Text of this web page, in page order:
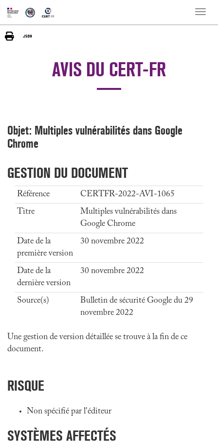
Toggle
AVIS DU CERT-FR
Objet: Multiples vulnérabilités dans Google
Chrome
GESTION DU DOCUMENT
Référence
CERTFR-2022-AVI-1065
Titre
Multiples vulnérabilités dans
Google Chrome
Date de la
première version
30 novembre 2022
Date de la
dernière version
30 novembre 2022
Source(s)
Bulletin de sécurité Google du 29
novembre 2022
Une gestion de version détaillée se trouve à la fin de ce
document.
RISQUE
Non spécifié par l'éditeur
SYSTÈMES AFFECTÉS